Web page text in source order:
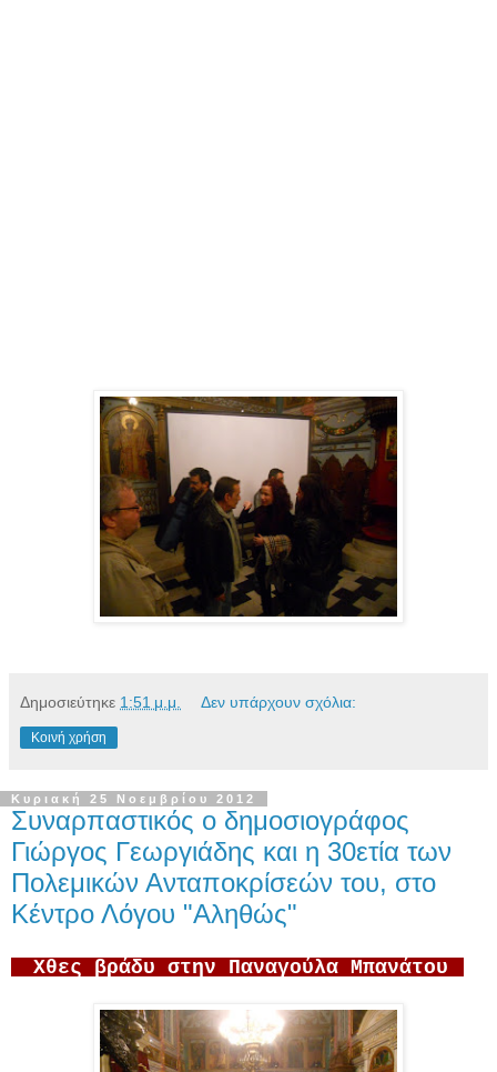
Δημοσιεύτηκε 1:51 μ.μ. Δεν υπάρχουν σχόλια:
Κοινή χρήση
Κυριακή 25 Νοεμβρίου 2012
Συναρπαστικός ο δημοσιογράφος
Γιώργος Γεωργιάδης και η 30ετία των
Πολεμικών Ανταποκρίσεών του, στο
Κέντρο Λόγου "Αληθώς"
Χθες βράδυ στην Παναγούλα Μπανάτου